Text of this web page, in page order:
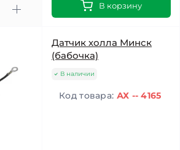
В корзину
Датчик холла Минск
(бабочка)
В наличии
Код товара: АХ -- 4165